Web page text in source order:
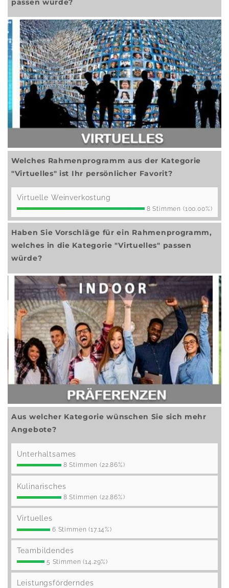
Welches Rahmenprogramm aus der Kategorie
"Virtuelles" ist Ihr persönlicher Favorit?
Virtuelle Weinverkostung
8 Stimmen (100.00%)
Haben Sie Vorschläge für ein Rahmenprogramm,
welches in die Kategorie "Virtuelles" passen
würde?
Aus welcher Kategorie wünschen Sie sich mehr
Angebote?
Unterhaltsames
8 Stimmen (22.86%)
Kulinarisches
8 Stimmen (22.86%)
Virtuelles
6 Stimmen (17.14%)
Teambildendes
5 Stimmen (14.29%)
Leistungsförderndes